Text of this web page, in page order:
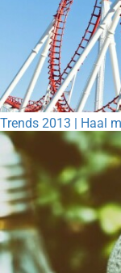
Trends 2013 | Haal